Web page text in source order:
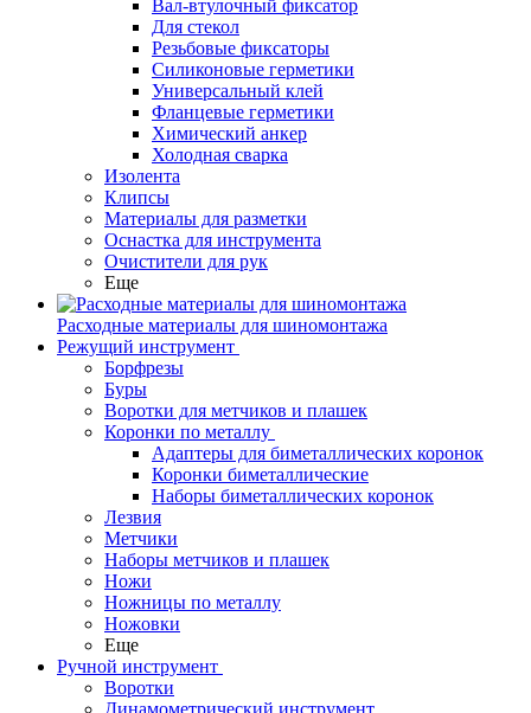
Вал-втулочный фиксатор
Для стекол
Резьбовые фиксаторы
Силиконовые герметики
Универсальный клей
Фланцевые герметики
Химический анкер
Холодная сварка
Изолента
Клипсы
Материалы для разметки
Оснастка для инструмента
Очистители для рук
Еще
Расходные материалы для шиномонтажа
Режущий инструмент
Борфрезы
Буры
Воротки для метчиков и плашек
Коронки по металлу
Адаптеры для биметаллических коронок
Коронки биметаллические
Наборы биметаллических коронок
Лезвия
Метчики
Наборы метчиков и плашек
Ножи
Ножницы по металлу
Ножовки
Еще
Ручной инструмент
Воротки
Динамометрический инструмент